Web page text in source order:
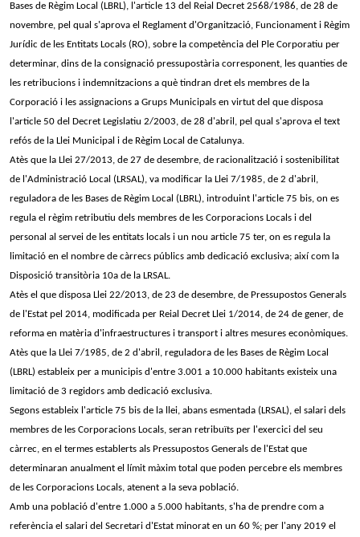
Bases de Règim Local (LBRL), l'article 13 del Reial Decret 2568/1986, de 28 de
novembre, pel qual s'aprova el Reglament d'Organització, Funcionament i Règim
Jurídic de les Entitats Locals (RO), sobre la competència del Ple Corporatiu per
determinar, dins de la consignació pressupostària corresponent, les quanties de
les retribucions i indemnitzacions a què tindran dret els membres de la
Corporació i les assignacions a Grups Municipals en virtut del que disposa
l'article 50 del Decret Legislatiu 2/2003, de 28 d'abril, pel qual s'aprova el text
refós de la Llei Municipal i de Règim Local de Catalunya.
Atès que la Llei 27/2013, de 27 de desembre, de racionalització i sostenibilitat
de l'Administració Local (LRSAL), va modificar la Llei 7/1985, de 2 d'abril,
reguladora de les Bases de Règim Local (LBRL), introduint l'article 75 bis, on es
regula el règim retributiu dels membres de les Corporacions Locals i del
personal al servei de les entitats locals i un nou article 75 ter, on es regula la
limitació en el nombre de càrrecs públics amb dedicació exclusiva; així com la
Disposició transitòria 10a de la LRSAL.
Atès el que disposa Llei 22/2013, de 23 de desembre, de Pressupostos Generals
de l'Estat pel 2014, modificada per Reial Decret Llei 1/2014, de 24 de gener, de
reforma en matèria d'infraestructures i transport i altres mesures econòmiques.
Atès que la Llei 7/1985, de 2 d'abril, reguladora de les Bases de Règim Local
(LBRL) estableix per a municipis d'entre 3.001 a 10.000 habitants existeix una
limitació de 3 regidors amb dedicació exclusiva.
Segons estableix l'article 75 bis de la llei, abans esmentada (LRSAL), el salari dels
membres de les Corporacions Locals, seran retribuïts per l'exercici del seu
càrrec, en el termes establerts als Pressupostos Generals de l'Estat que
determinaran anualment el límit màxim total que poden percebre els membres
de les Corporacions Locals, atenent a la seva població.
Amb una població d'entre 1.000 a 5.000 habitants, s'ha de prendre com a
referència el salari del Secretari d'Estat minorat en un 60 %; per l'any 2019 el